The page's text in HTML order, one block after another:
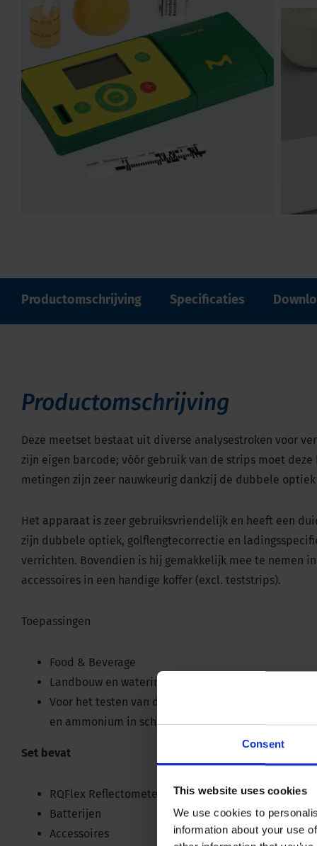
Consent
This website uses cookies
We use cookies to
information about your use
Productomschrijving Specificaties
Productomschrijving
Deze meetset bestaat uit diverse analysestroken voor
zijn eigen barcode; vóór gebruik van de strips moet
metingen zijn zeer nauwkeurig dankzij de dubbele
Het apparaat is zeer gebruiksvriendelijk en heeft een
zijn dubbele optiek, golflengtecorrectie en
verrichten. Bovendien is hij gemakkelijk mee te nemen
accessoires in een handige koffer (excl. teststrips).
Toepassingen
Food & Beverage
Landbouw en waterindustrie
Voor het testen van de aan- en afwezigheid van
en ammonium in schoon en vuil water.
Set bevat
RQFlex Reflectometer
Batterijen
Accessoires